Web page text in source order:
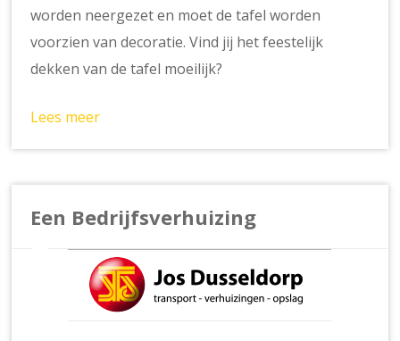
worden neergezet en moet de tafel worden
voorzien van decoratie. Vind jij het feestelijk
dekken van de tafel moeilijk?
Lees meer
Een Bedrijfsverhuizing